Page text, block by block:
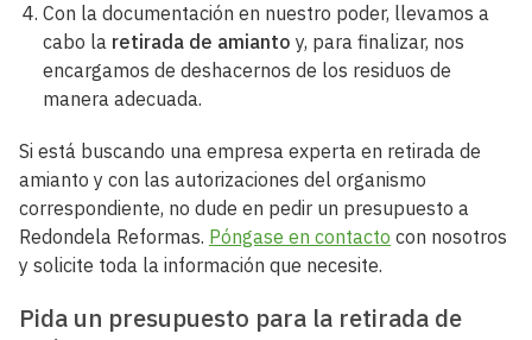
Con la documentación en nuestro poder, llevamos a
cabo la retirada de amianto y, para finalizar, nos
encargamos de deshacernos de los residuos de
manera adecuada.
Si está buscando una empresa experta en retirada de
amianto y con las autorizaciones del organismo
correspondiente, no dude en pedir un presupuesto a
Redondela Reformas. Póngase en contacto con nosotros
y solicite toda la información que necesite.
Pida un presupuesto para la retirada de